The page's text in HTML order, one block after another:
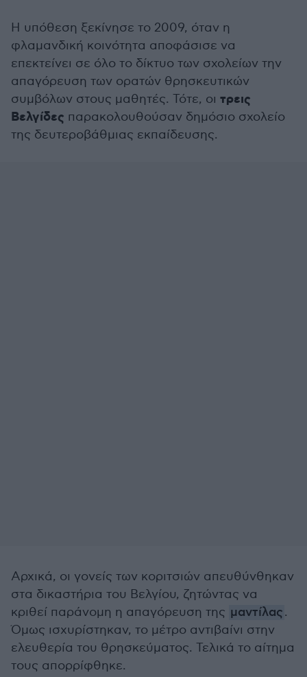
Η υπόθεση ξεκίνησε το 2009, όταν η
φλαμανδική κοινότητα αποφάσισε να
επεκτείνει σε όλο το δίκτυο των σχολείων την
απαγόρευση των ορατών θρησκευτικών
συμβόλων στους μαθητές. Τότε, οι τρεις
Βελγίδες παρακολουθούσαν δημόσιο σχολείο
της δευτεροβάθμιας εκπαίδευσης.
Αρχικά, οι γονείς των κοριτσιών απευθύνθηκαν
στα δικαστήρια του Βελγίου, ζητώντας να
κριθεί παράνομη η απαγόρευση της μαντίλας.
Όμως ισχυρίστηκαν, το μέτρο αντιβαίνι στην
ελευθερία του θρησκεύματος. Τελικά το αίτημα
τους απορρίφθηκε.